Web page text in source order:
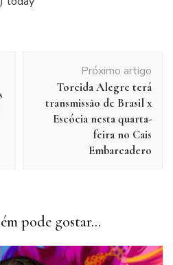
Próximo artigo
Torcida Alegre terá
transmissão de Brasil x
Escócia nesta quarta-
feira no Cais
Embarcadero
pode gostar...